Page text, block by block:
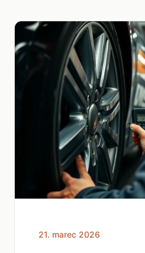
21. marec 2026